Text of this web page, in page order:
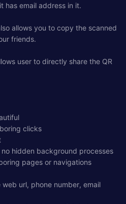
has email address in it.
allows you to copy the scanned
friends.
user to directly share the QR
clicks
hidden background processes
pages or navigations
url, phone number, email